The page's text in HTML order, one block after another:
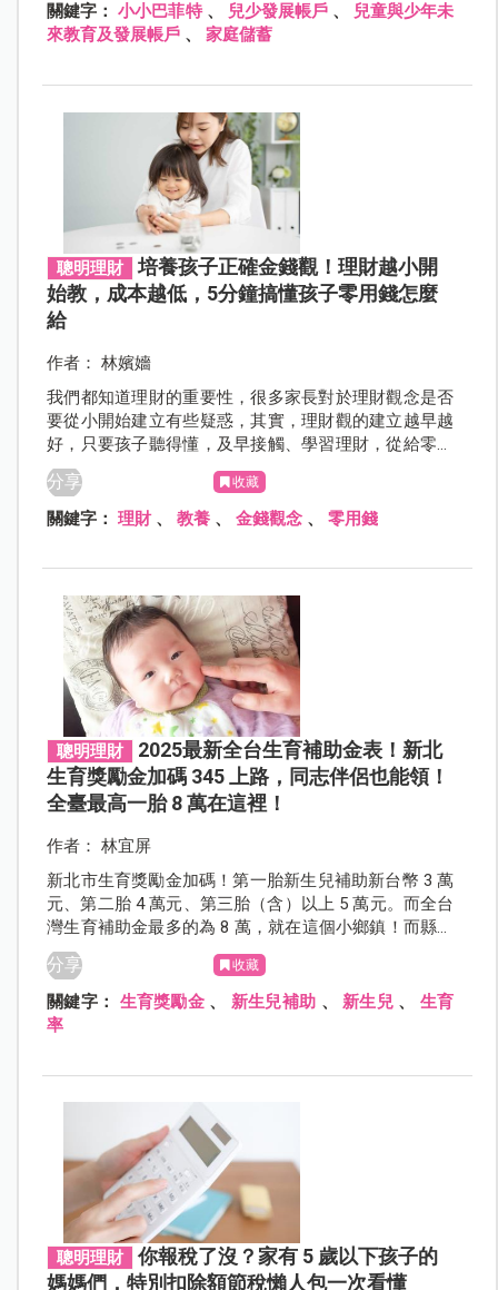
關鍵字：小小巴菲特、 兒少發展帳戶、
兒童與少年未
來教育及發展帳戶 、家庭儲蓄
聰明理財
培養孩子正確金錢觀！理財越小開
始教，成本越低，5分鐘搞懂孩子零用錢怎麼
給
作者： 林嬪嬙
我們都知道理財的重要性，很多家長對於理財觀念是否
要從小開始建立有些疑惑，其實，理財觀的建立越早越
好，只要孩子聽得懂，及早接觸、學習理財，從給零用
錢開始，我們可以一步步地教導孩子如何管理金錢，讓
他們理解金錢的價值與使用方法。
分享 收藏
關鍵字：理財、教養 、金錢觀念 、零用錢
聰明理財
2025最新全台生育補助金表！新北
生育獎勵金加碼 345 上路，同志伴侶也能領！
全臺最高一胎 8 萬在這裡！
作者： 林宜屏
新北市生育獎勵金加碼！第一胎新生兒補助新台幣 3 萬
元、第二胎 4 萬元、第三胎（含）以上 5 萬元。而全台
灣生育補助金最多的為 8 萬，就在這個小鄉鎮！而縣市
政府跟各鄉鎮的生育獎勵金，是可以同時申請的喔！
分享 收藏
關鍵字： 生育獎勵金 、 新生兒補助 、新生兒 、 生育
率
聰明理財
你報稅了沒？家有 5 歲以下孩子的
媽媽們，特別扣除額節稅懶人包一次看懂